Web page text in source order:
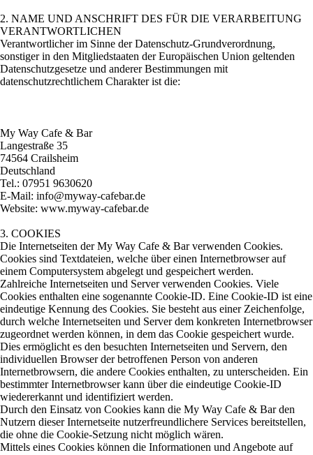
2. NAME UND ANSCHRIFT DES FÜR DIE VERARBEITUNG
VERANTWORTLICHEN
Verantwortlicher im Sinne der Datenschutz-Grundverordnung,
sonstiger in den Mitgliedstaaten der Europäischen Union geltenden
Datenschutzgesetze und anderer Bestimmungen mit
datenschutzrechtlichem Charakter ist die:
My Way Cafe & Bar
Langestraße 35
74564 Crailsheim
Deutschland
Tel.: 07951 9630620
E-Mail: info@myway-cafebar.de
Website: www.myway-cafebar.de
3. COOKIES
Die Internetseiten der My Way Cafe & Bar verwenden Cookies.
Cookies sind Textdateien, welche über einen Internetbrowser auf
einem Computersystem abgelegt und gespeichert werden.
Zahlreiche Internetseiten und Server verwenden Cookies. Viele
Cookies enthalten eine sogenannte Cookie-ID. Eine Cookie-ID ist eine
eindeutige Kennung des Cookies. Sie besteht aus einer Zeichenfolge,
durch welche Internetseiten und Server dem konkreten Internetbrowser
zugeordnet werden können, in dem das Cookie gespeichert wurde.
Dies ermöglicht es den besuchten Internetseiten und Servern, den
individuellen Browser der betroffenen Person von anderen
Internetbrowsern, die andere Cookies enthalten, zu unterscheiden. Ein
bestimmter Internetbrowser kann über die eindeutige Cookie-ID
wiedererkannt und identifiziert werden.
Durch den Einsatz von Cookies kann die My Way Cafe & Bar den
Nutzern dieser Internetseite nutzerfreundlichere Services bereitstellen,
die ohne die Cookie-Setzung nicht möglich wären.
Mittels eines Cookies können die Informationen und Angebote auf